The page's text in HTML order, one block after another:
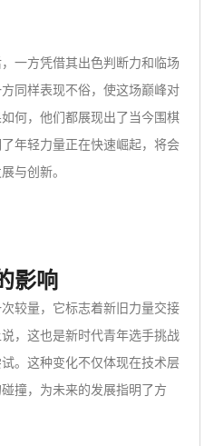
一方凭借其出色判断力和临场
同样表现不俗，使这场巅峰对
何，他们都展现出了当今围棋
年轻力量正在快速崛起，将会
与创新。
影响
较量，它标志着新旧力量交接
，这也是新时代青年选手挑战
。这种变化不仅体现在技术层
撞，为未来的发展指明了方